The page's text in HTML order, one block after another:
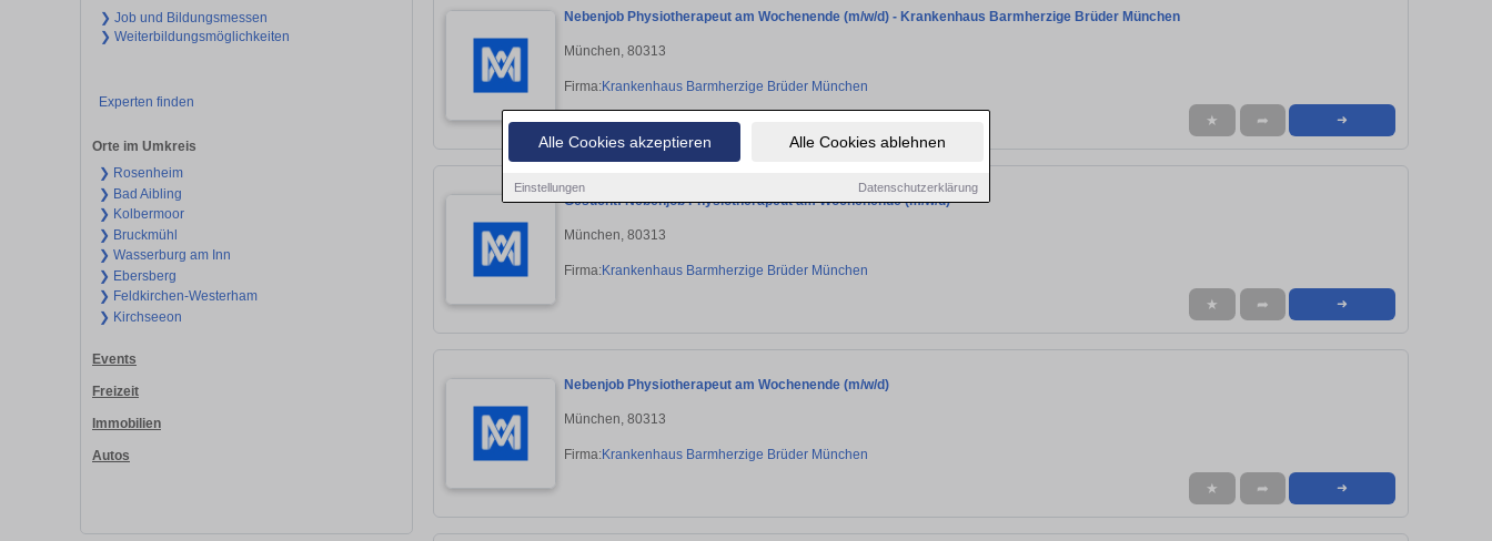
Alle Cookies akzeptieren Alle Cookies ablehnen
Einstellungen Datenschutzerklärung
❯ Job und Bildungsmessen
❯ Weiterbildungsmöglichkeiten
Experten finden
Orte im Umkreis
❯ Rosenheim
❯ Bad Aibling
❯ Kolbermoor
❯ Bruckmühl
❯ Wasserburg am Inn
❯ Ebersberg
❯ Feldkirchen-Westerham
❯ Kirchseeon
Events
Freizeit
Immobilien
Autos
Nebenjob Physiotherapeut am Wochenende (m/w/d) - Krankenhaus Barmherzige Brüder München
München, 80313
Firma:Krankenhaus Barmherzige Brüder München
★ ➦ ➜
Gesucht: Nebenjob Physiotherapeut am Wochenende (m/w/d)
München, 80313
Firma:Krankenhaus Barmherzige Brüder München
★ ➦ ➜
Nebenjob Physiotherapeut am Wochenende (m/w/d)
München, 80313
Firma:Krankenhaus Barmherzige Brüder München
★ ➦ ➜